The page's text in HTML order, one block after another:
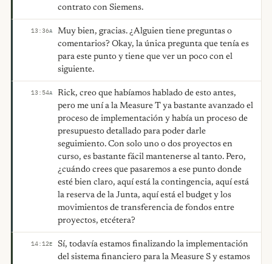
contrato con Siemens.
13:36A
Muy bien, gracias. ¿Alguien tiene preguntas o
comentarios? Okay, la única pregunta que tenía es
para este punto y tiene que ver un poco con el
siguiente.
13:54A
Rick, creo que habíamos hablado de esto antes,
pero me uní a la Measure T ya bastante avanzado el
proceso de implementación y había un proceso de
presupuesto detallado para poder darle
seguimiento. Con solo uno o dos proyectos en
curso, es bastante fácil mantenerse al tanto. Pero,
¿cuándo crees que pasaremos a ese punto donde
esté bien claro, aquí está la contingencia, aquí está
la reserva de la Junta, aquí está el budget y los
movimientos de transferencia de fondos entre
proyectos, etcétera?
14:12E
Sí, todavía estamos finalizando la implementación
del sistema financiero para la Measure S y estamos